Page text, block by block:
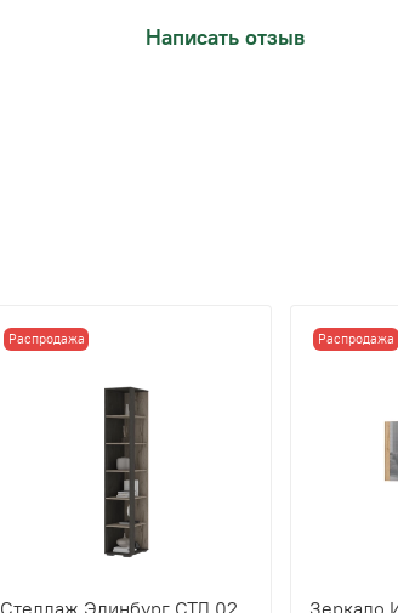
Написать отзыв
Распродажа Распродажа